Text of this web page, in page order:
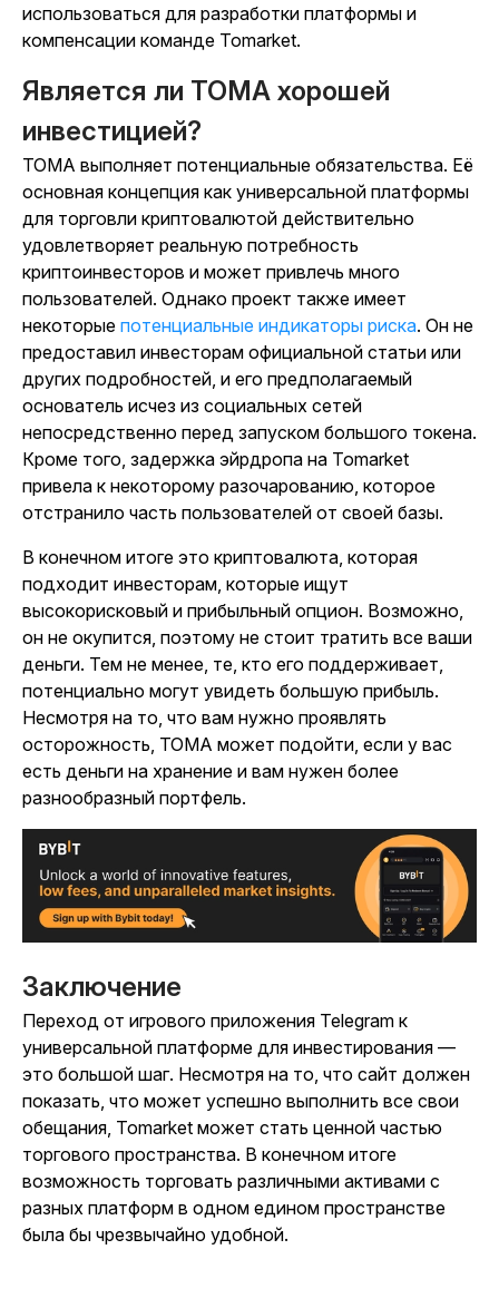
использоваться для разработки платформы и
компенсации команде Tomarket.
Является ли TOMA хорошей
инвестицией?
TOMA выполняет потенциальные обязательства. Её
основная концепция как универсальной платформы
для торговли криптовалютой действительно
удовлетворяет реальную потребность
криптоинвесторов и может привлечь много
пользователей. Однако проект также имеет
некоторые потенциальные индикаторы риска. Он не
предоставил инвесторам официальной статьи или
других подробностей, и его предполагаемый
основатель исчез из социальных сетей
непосредственно перед запуском большого токена.
Кроме того, задержка эйрдропа на Tomarket
привела к некоторому разочарованию, которое
отстранило часть пользователей от своей базы.
В конечном итоге это криптовалюта, которая
подходит инвесторам, которые ищут
высокорисковый и прибыльный опцион. Возможно,
он не окупится, поэтому не стоит тратить все ваши
деньги. Тем не менее, те, кто его поддерживает,
потенциально могут увидеть большую прибыль.
Несмотря на то, что вам нужно проявлять
осторожность, TOMA может подойти, если у вас
есть деньги на хранение и вам нужен более
разнообразный портфель.
Заключение
Переход от игрового приложения Telegram к
универсальной платформе для инвестирования —
это большой шаг. Несмотря на то, что сайт должен
показать, что может успешно выполнить все свои
обещания, Tomarket может стать ценной частью
торгового пространства. В конечном итоге
возможность торговать различными активами с
разных платформ в одном едином пространстве
была бы чрезвычайно удобной.